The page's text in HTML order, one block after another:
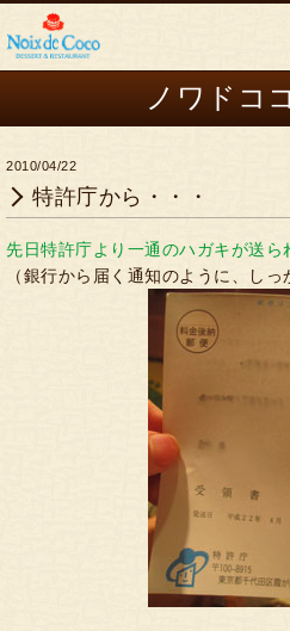
ノワドコ
2010/04/22
特許庁から・・・
先日特許庁より一通のハガキが送ら
（銀行から届く通知のように、しっ